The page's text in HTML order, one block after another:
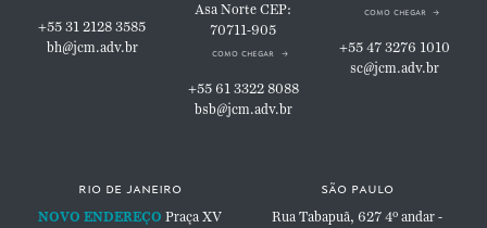
+55 31 2128 3585
bh@jcm.adv.br
Asa NorteCEP:
70711-905
como chegar
+55 61 3322 8088
bsb@jcm.adv.br
como chegar
+55 47 3276 1010
sc@jcm.adv.br
rio de janeiro
NOVO ENDEREÇO Praça XV
são paulo
Rua Tabapuã, 6274º andar -